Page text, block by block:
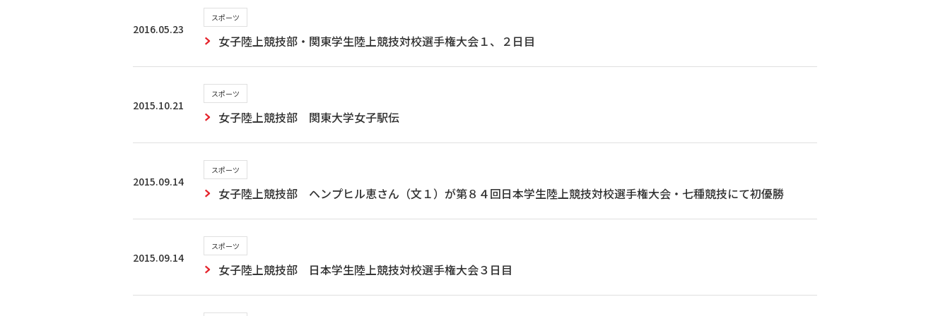
2016.05.23
スポーツ
女子陸上競技部・関東学生陸上競技対校選手権大会１、２日目
2015.10.21
スポーツ
女子陸上競技部 関東大学女子駅伝
2015.09.14
スポーツ
女子陸上競技部 ヘンプヒル恵さん（文１）が第８４回日本学生陸上競技対校選手権大会・七種競技にて初優勝
2015.09.14
スポーツ
女子陸上競技部 日本学生陸上競技対校選手権大会３日目